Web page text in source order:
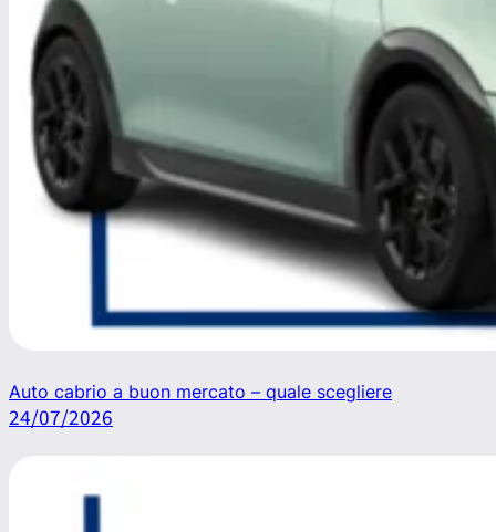
Auto cabrio a buon mercato – quale scegliere
24/07/2026